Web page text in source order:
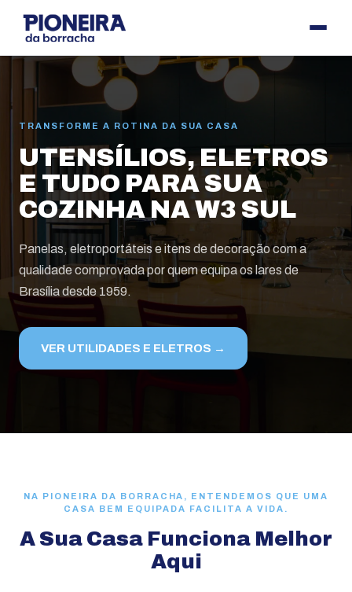
TRANSFORME A ROTINA DA SUA CASA
UTENSÍLIOS, ELETROS
E TUDO PARA SUA
COZINHA NA W3 SUL
Panelas, eletroportáteis e itens de decoração com a
qualidade comprovada por quem equipa os lares de
Brasília desde 1959.
VER UTILIDADES E ELETROS →
NA PIONEIRA DA BORRACHA, ENTENDEMOS QUE UMA
CASA BEM EQUIPADA FACILITA A VIDA.
A Sua Casa Funciona Melhor
Aqui